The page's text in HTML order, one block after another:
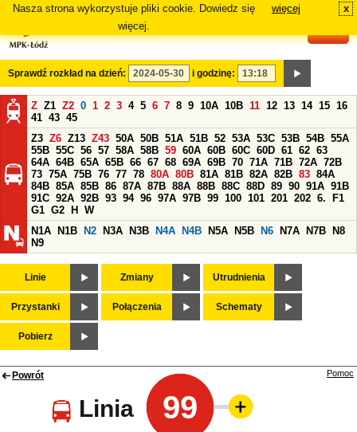
Nasza strona wykorzystuje pliki cookie. Dowiedz się
więcej.
więcej x
Sprawdź rozkład na dzień: i godzinę:
Z Z1 Z2 0 1 2 3 4 5 6 7 8 9 10A 10B 11 12 13 14 15 16
41 43 45
Z3 Z6 Z13 Z43 50A 50B 51A 51B 52 53A 53C 53B 54B 55A
55B 55C 56 57 58A 58B 59 60A 60B 60C 60D 61 62 63
64A 64B 65A 65B 66 67 68 69A 69B 70 71A 71B 72A 72B
73 75A 75B 76 77 78 80A 80B 81A 81B 82A 82B 83 84A
84B 85A 85B 86 87A 87B 88A 88B 88C 88D 89 90 91A 91B
91C 92A 92B 93 94 96 97A 97B 99 100 101 201 202 6.
F1
G1 G2 H
W
N1A
N1B N2 N3A N3B N4A N4B N5A N5B N6 N7A N7B
N8
N9
Linie Zmiany Utrudnienia
Przystanki Połączenia Schematy
Pobierz
Powrót
Linia 99
Pomoc